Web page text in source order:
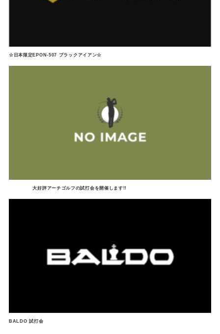
☆日本限定EPON-507 ブラックアイアン☆
大好評アーチゴルフの試打会を開催します!!
BALDO 試打会